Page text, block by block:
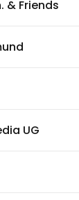
& Friends
UG